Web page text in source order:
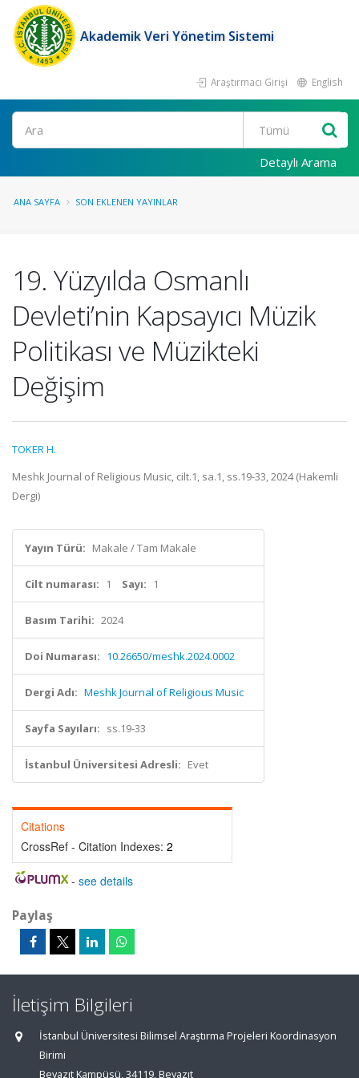
Akademik Veri Yönetim Sistemi
Araştırmacı Girişi English
Ara
Detaylı Arama
ANA SAYFA SON EKLENEN YAYINLAR
19. Yüzyılda Osmanlı
Devleti’nin Kapsayıcı Müzik
Politikası ve Müzikteki
Değişim
TOKER H.
Meshk Journal of Religious Music, cilt.1, sa.1, ss.19-33, 2024 (Hakemli
Dergi)
Yayın Türü: Makale / Tam Makale
Cilt numarası: 1 Sayı: 1
Basım Tarihi: 2024
Doi Numarası: 10.26650/meshk.2024.0002
Dergi Adı: Meshk Journal of Religious Music
Sayfa Sayıları: ss.19-33
İstanbul Üniversitesi Adresli: Evet
Citations
CrossRef - Citation Indexes: 2
- see details
Paylaş
İletişim Bilgileri
İstanbul Üniversitesi Bilimsel Araştırma Projeleri Koordinasyon
Birimi
Beyazıt Kampüsü, 34119, Beyazıt